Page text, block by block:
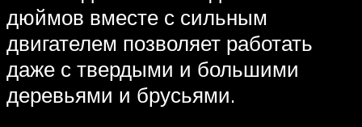
дюймов вместе с сильным
двигателем позволяет работать
даже с твердыми и большими
деревьями и брусьями.